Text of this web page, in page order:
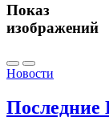
Показ
изображений
Новости
Последние